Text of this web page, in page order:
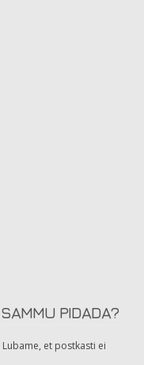
PIDADA?
et postkasti ei